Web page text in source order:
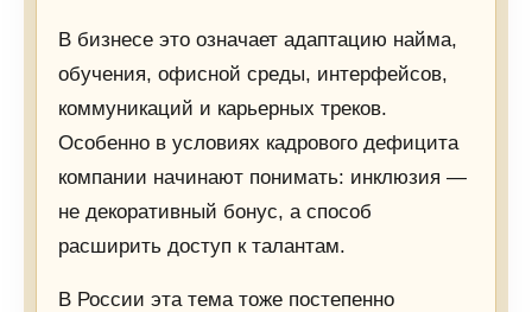
В бизнесе это означает адаптацию найма,
обучения, офисной среды, интерфейсов,
коммуникаций и карьерных треков.
Особенно в условиях кадрового дефицита
компании начинают понимать: инклюзия —
не декоративный бонус, а способ
расширить доступ к талантам.
В России эта тема тоже постепенно